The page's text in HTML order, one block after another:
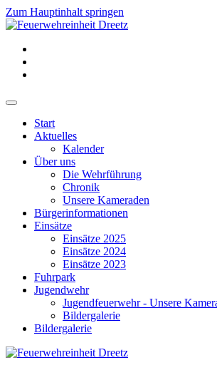
Zum Hauptinhalt springen
Start
Aktuelles
Kalender
Über uns
Die Wehrführung
Chronik
Unsere Kameraden
Bürgerinformationen
Einsätze
Einsätze 2025
Einsätze 2024
Einsätze 2023
Fuhrpark
Jugendwehr
Jugendfeuerwehr - Unsere
Bildergalerie
Bildergalerie